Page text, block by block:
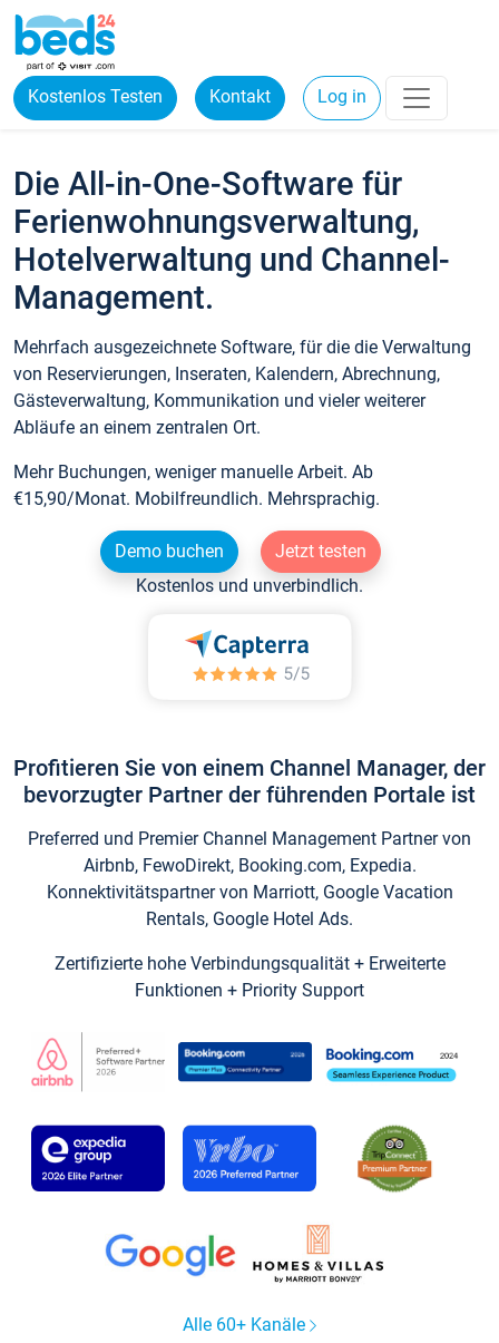
Kostenlos Testen Kontakt Log in
Die All-in-One-Software für
Ferienwohnungsverwaltung,
Hotelverwaltung und Channel-
Management.
Mehrfach ausgezeichnete Software, für die die Verwaltung
von Reservierungen, Inseraten, Kalendern, Abrechnung,
Gästeverwaltung, Kommunikation und vieler weiterer
Abläufe an einem zentralen Ort.
Mehr Buchungen, weniger manuelle Arbeit. Ab
€15,90/Monat. Mobilfreundlich. Mehrsprachig.
Demo buchen
Jetzt testen
Kostenlos und unverbindlich.
Profitieren Sie von einem Channel Manager, der
bevorzugter Partner der führenden Portale ist
Preferred und Premier Channel Management Partner von
Airbnb, FewoDirekt, Booking.com, Expedia.
Konnektivitätspartner von Marriott, Google Vacation
Rentals, Google Hotel Ads.
Zertifizierte hohe Verbindungsqualität + Erweiterte
Funktionen + Priority Support
Alle 60+ Kanäle